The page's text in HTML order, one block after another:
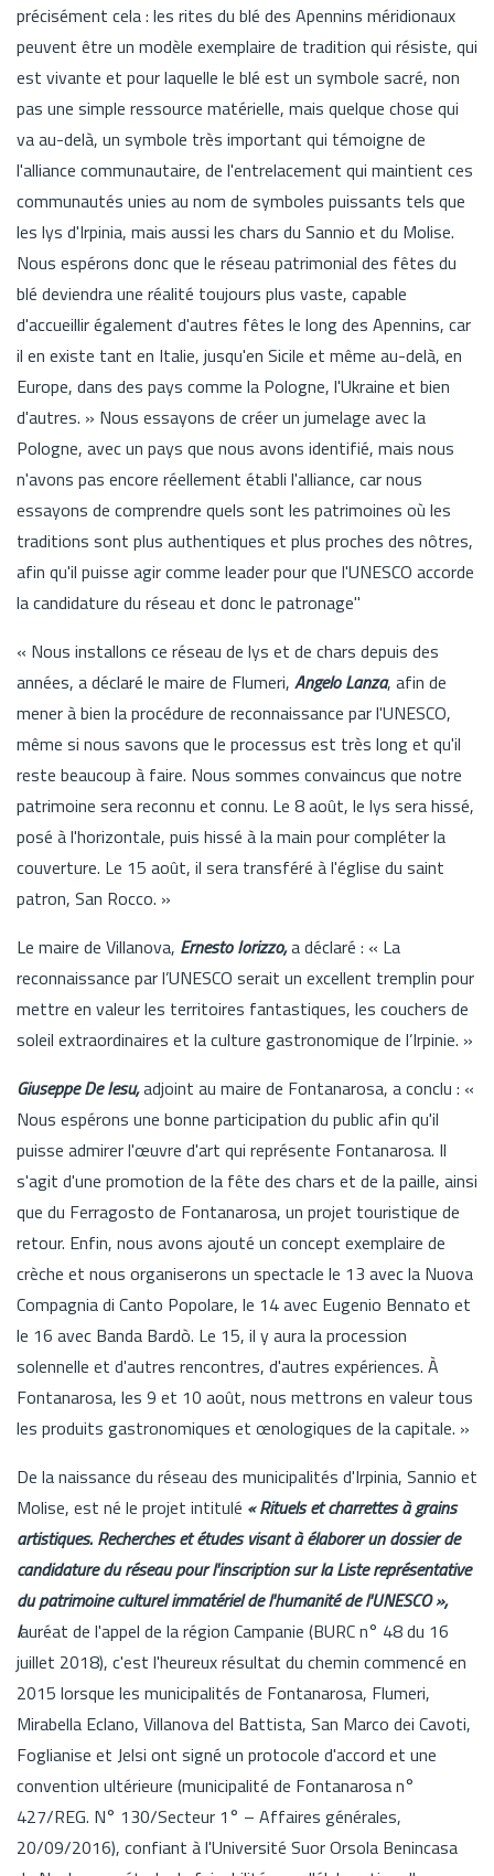
précisément cela : les rites du blé des Apennins méridionaux
peuvent être un modèle exemplaire de tradition qui résiste, qui
est vivante et pour laquelle le blé est un symbole sacré, non
pas une simple ressource matérielle, mais quelque chose qui
va au-delà, un symbole très important qui témoigne de
l'alliance communautaire, de l'entrelacement qui maintient ces
communautés unies au nom de symboles puissants tels que
les lys d'Irpinia, mais aussi les chars du Sannio et du Molise.
Nous espérons donc que le réseau patrimonial des fêtes du
blé deviendra une réalité toujours plus vaste, capable
d'accueillir également d'autres fêtes le long des Apennins, car
il en existe tant en Italie, jusqu'en Sicile et même au-delà, en
Europe, dans des pays comme la Pologne, l'Ukraine et bien
d'autres. » Nous essayons de créer un jumelage avec la
Pologne, avec un pays que nous avons identifié, mais nous
n'avons pas encore réellement établi l'alliance, car nous
essayons de comprendre quels sont les patrimoines où les
traditions sont plus authentiques et plus proches des nôtres,
afin qu'il puisse agir comme leader pour que l'UNESCO accorde
la candidature du réseau et donc le patronage"
« Nous installons ce réseau de lys et de chars depuis des
années, a déclaré le maire de Flumeri, Angelo Lanza, afin de
mener à bien la procédure de reconnaissance par l'UNESCO,
même si nous savons que le processus est très long et qu'il
reste beaucoup à faire. Nous sommes convaincus que notre
patrimoine sera reconnu et connu. Le 8 août, le lys sera hissé,
posé à l'horizontale, puis hissé à la main pour compléter la
couverture. Le 15 août, il sera transféré à l'église du saint
patron, San Rocco. »
Le maire de Villanova, Ernesto Iorizzo,a déclaré : « La
reconnaissance par l’UNESCO serait un excellent tremplin pour
mettre en valeur les territoires fantastiques, les couchers de
soleil extraordinaires et la culture gastronomique de l’Irpinie. »
Giuseppe De Iesu,adjoint au maire de Fontanarosa, a conclu : «
Nous espérons une bonne participation du public afin qu'il
puisse admirer l'œuvre d'art qui représente Fontanarosa. Il
s'agit d'une promotion de la fête des chars et de la paille, ainsi
que du Ferragosto de Fontanarosa, un projet touristique de
retour. Enfin, nous avons ajouté un concept exemplaire de
crèche et nous organiserons un spectacle le 13 avec la Nuova
Compagnia di Canto Popolare, le 14 avec Eugenio Bennato et
le 16 avec Banda Bardò. Le 15, il y aura la procession
solennelle et d'autres rencontres, d'autres expériences. À
Fontanarosa, les 9 et 10 août, nous mettrons en valeur tous
les produits gastronomiques et œnologiques de la capitale. »
De la naissance du réseau des municipalités d'Irpinia, Sannio et
Molise, est né le projet intitulé « Rituels et charrettes à grains
artistiques. Recherches et études visant à élaborer un dossier de
candidature du réseau pour l'inscription sur la Liste représentative
du patrimoine culturel immatériel de l'humanité de l'UNESCO »,
lauréat de l'appel de la région Campanie (BURC n° 48 du 16
juillet 2018), c'est l'heureux résultat du chemin commencé en
2015 lorsque les municipalités de Fontanarosa, Flumeri,
Mirabella Eclano, Villanova del Battista, San Marco dei Cavoti,
Foglianise et Jelsi ont signé un protocole d'accord et une
convention ultérieure (municipalité de Fontanarosa n°
427/REG. N° 130/Secteur 1° – Affaires générales,
20/09/2016), confiant à l'Université Suor Orsola Benincasa